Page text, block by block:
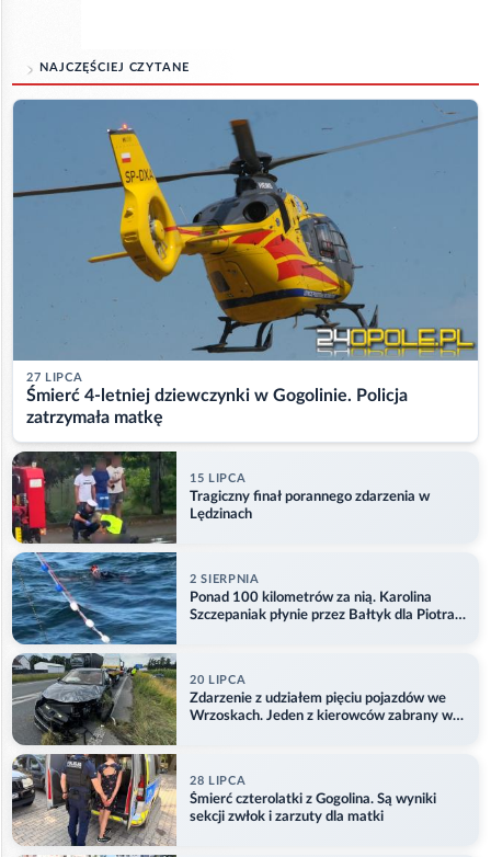
NAJCZĘŚCIEJ CZYTANE
27 LIPCA
Śmierć 4-letniej dziewczynki w Gogolinie. Policja
zatrzymała matkę
15 LIPCA
Tragiczny finał porannego zdarzenia w
Lędzinach
2 SIERPNIA
Ponad 100 kilometrów za nią. Karolina
Szczepaniak płynie przez Bałtyk dla Piotra.
20 LIPCA
Zdarzenie z udziałem pięciu pojazdów we
Wrzoskach. Jeden z kierowców zabrany w
28 LIPCA
Śmierć czterolatki z Gogolina. Są wyniki
sekcji zwłok i zarzuty dla matki